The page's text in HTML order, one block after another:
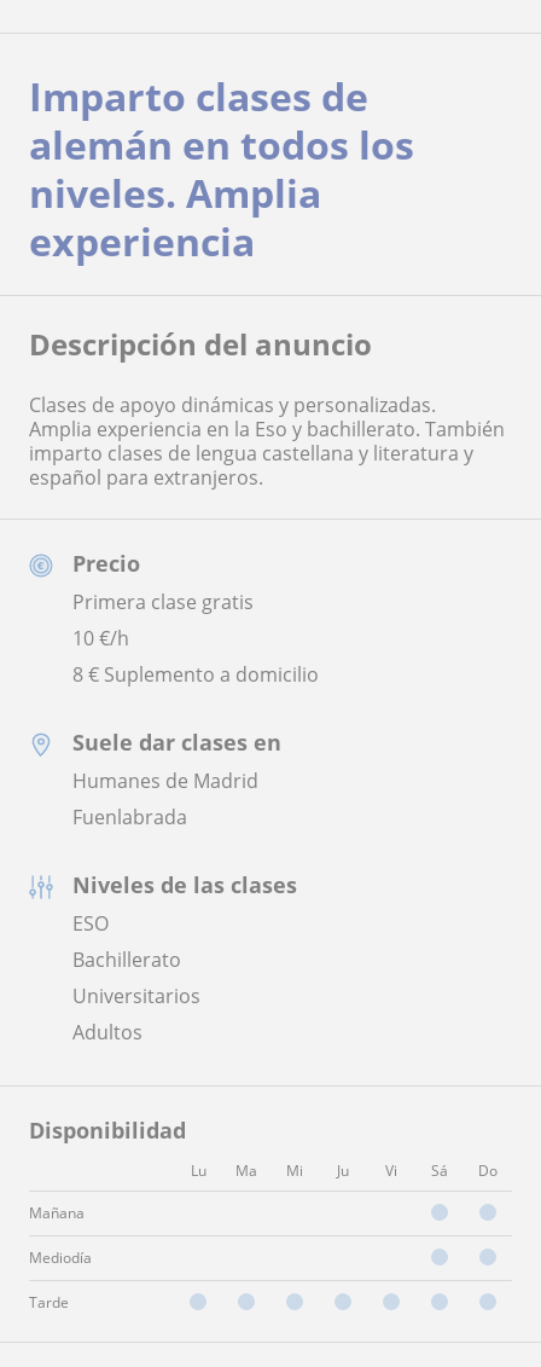
Precio
Primera clase gratis
10€/h
8 € Suplemento a domicilio
Suele dar clases en
Humanes de Madrid
Fuenlabrada
Niveles de las clases
ESO
Bachillerato
Universitarios
Adultos
Disponibilidad
Lu Ma Mi Ju Vi Sá Do
Mañana
Mediodía
Tarde
Imparto clases de
alemán en todos los
niveles. Amplia
experiencia
Descripción del anuncio
Clases de apoyo dinámicas y personalizadas.
Amplia experiencia en la Eso y bachillerato. También
imparto clases de lengua castellana y literatura y
español para extranjeros.